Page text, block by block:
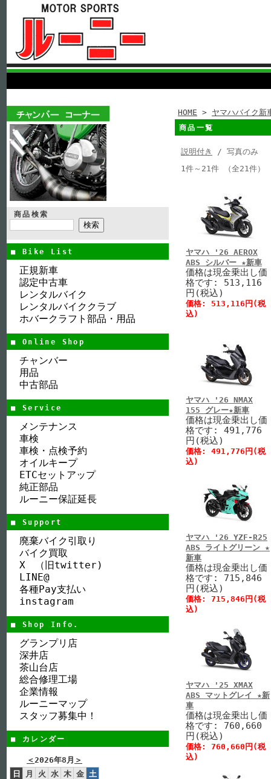
商品検索
■ Bike List
正規新車
認定中古車
レンタルバイク
レンタルバイククラブ
ホバークラフト部品・用品
■ Online Shop
チャンバー
用品
中古部品
■ Service
メンテナンス
車検
車検・点検予約
オイルキープ
ETCセットアップ
純正部品
ルーニー保証延長
■ Support
廃棄バイク引取り
バイク買取
X （旧twitter)
LINE@
各種Pay支払い
instagram
■ Shop Info.
グランプリ店
深井店
茶山台店
総合修理工場
企業情報
ルーニーマップ
スタッフ募集中！
■ カレンダー
＜2026年8月 ＞
日
月 火 水 木 金 土
HOME > ヤマハバイク新
商品一覧
説明付き
/ 写真のみ
1件～21件 （全21件）
ヤマハ '26 AEROX
ABS シルバー ★新車
価格は現金乗出し価
格です: 513,116
円(税込)
価格: 513,116円(税
込)
ヤマハ '26 NMAX
155 グレー★新車
価格は現金乗出し価
格です: 491,776
円(税込)
価格: 491,776円(税
込)
ヤマハ '26 YZF-R25
ABS ライトグリーン ★
新車
価格は現金乗出し価
格です: 715,846
円(税込)
価格: 715,846円(税
込)
ヤマハ '25 XMAX
ABS マットグレイ ★新
車
価格は現金乗出し価
格です: 760,660
円(税込)
価格: 760,660円(税
込)